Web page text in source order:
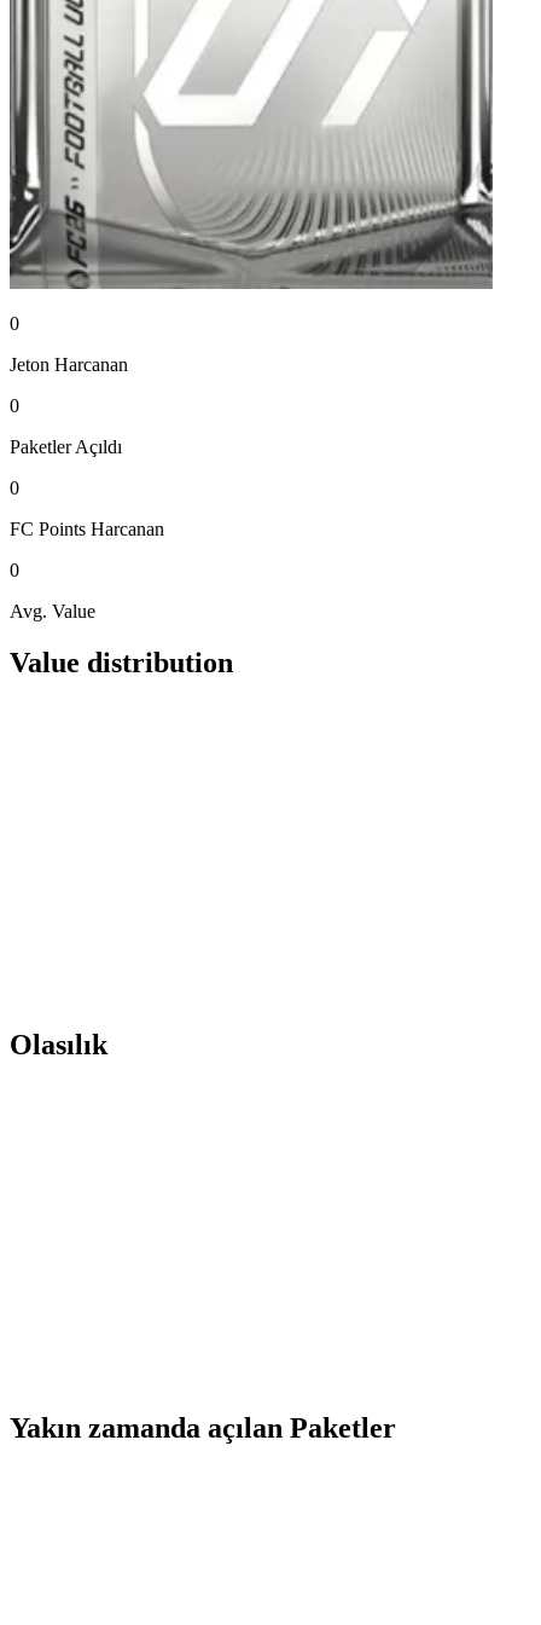
0
Jeton Harcanan
0
Paketler Açıldı
0
FC Points Harcanan
0
Avg. Value
Value distribution
Olasılık
Yakın zamanda açılan Paketler